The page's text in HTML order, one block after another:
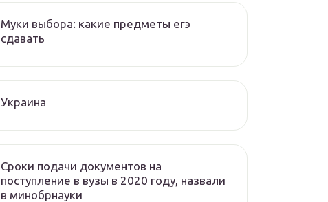
Муки выбора: какие предметы егэ
сдавать
Украина
Сроки подачи документов на
поступление в вузы в 2020 году, назвали
в минобрнауки